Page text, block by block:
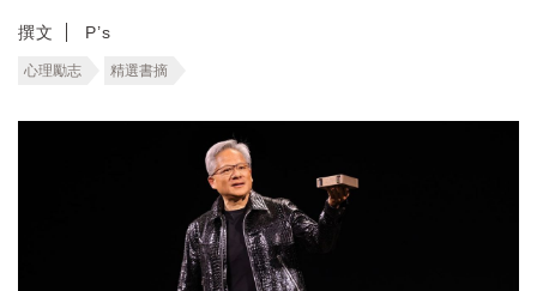
撰文 P’s
心理勵志 精選書摘